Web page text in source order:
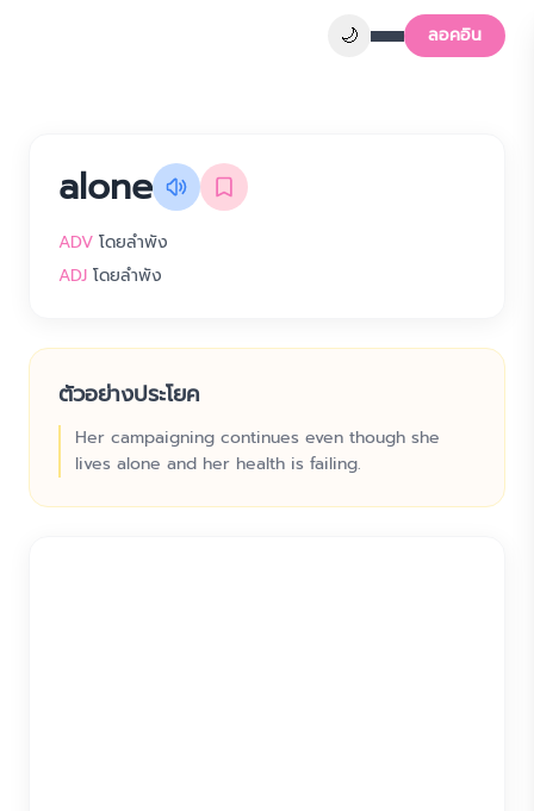
🌙 ลอคอิน
alone
ADV โดยลำพัง
ADJ โดยลำพัง
ตัวอย่างประโยค
Her campaigning continues even though she
lives alone and her health is failing.